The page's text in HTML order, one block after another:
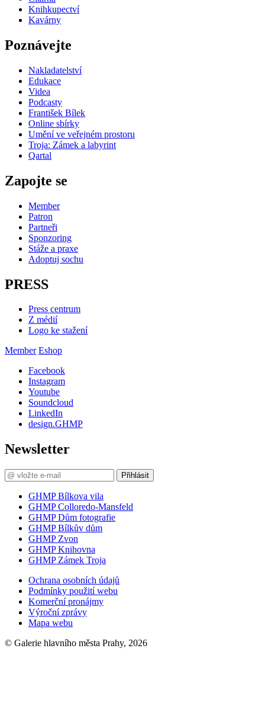
Knihkupectví
Kavárny
Poznávejte
Nakladatelství
Edukace
Videa
Podcasty
František Bílek
Online sbírky
Umění ve veřejném prostoru
Troja: Zámek a labyrint
Qartal
Zapojte se
Member
Patron
Partneři
Sponzoring
Stáže a praxe
Adoptuj sochu
PRESS
Press centrum
Z médií
Logo ke stažení
Member Eshop
Facebook
Instagram
Youtube
Soundcloud
LinkedIn
design.GHMP
Newsletter
Přihlásit
GHMP Bílkova vila
GHMP Colloredo-Mansfeld
GHMP Dům fotografie
GHMP Bílkův dům
GHMP Zvon
GHMP Knihovna
GHMP Zámek Troja
Ochrana osobních údajů
Podmínky použití webu
Komerční pronájmy
Výroční zprávy
Mapa webu
© Galerie hlavního města Prahy, 2026